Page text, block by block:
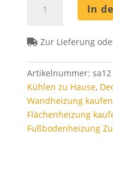
Schweißaufsatz
mm
In
Zur Lieferung
Artikelnummer: sa12
Kühlen zu Hause,
Wandheizung kaufen
Flächenheizung
Fußbodenheizung